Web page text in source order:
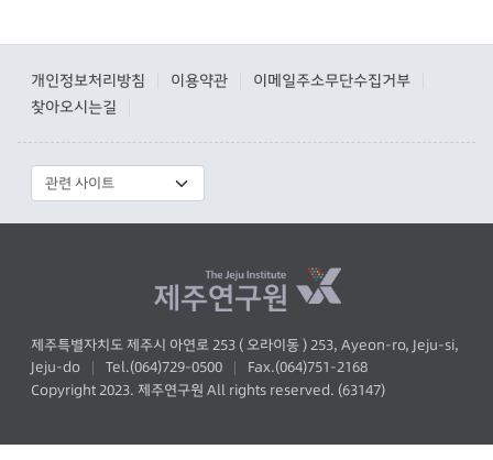
개인정보처리방침 이용약관 이메일주소무단수집거부
찾아오시는길
제주특별자치도 제주시 아연로 253 ( 오라이동 ) 253, Ayeon-ro, Jeju-si,
Jeju-do
Tel.(064)729-0500
Fax.(064)751-2168
Copyright 2023. 제주연구원 All rights reserved. (63147)